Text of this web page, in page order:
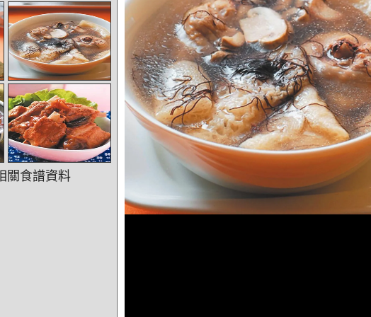
關食譜資料